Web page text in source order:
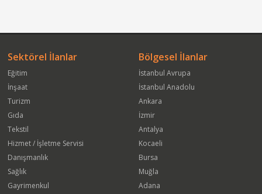
Sektörel İlanlar
Eğitim
İnşaat
Turizm
Gıda
Tekstil
Hizmet / İşletme Servisi
Danışmanlık
Sağlık
Gayrimenkul
Bölgesel İlanlar
İstanbul Avrupa
İstanbul Anadolu
Ankara
İzmir
Antalya
Kocaeli
Bursa
Muğla
Adana